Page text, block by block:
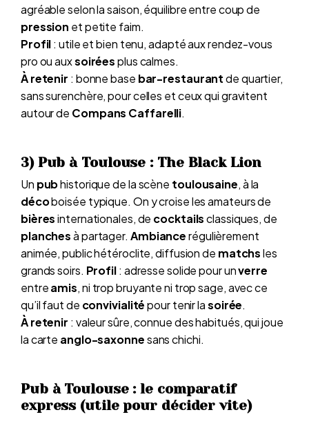
agréable selon la saison, équilibre entre coup de
pression et petite faim.
Profil: utile et bien tenu, adapté aux rendez-vous
pro ou auxsoiréesplus calmes.
À retenir : bonne base bar-restaurantde quartier,
sans surenchère, pour celles et ceux qui gravitent
autour de Compans Caffarelli.
3) Pub à Toulouse : The Black Lion
Un pubhistorique de la scène toulousaine, à la
décoboisée typique. On y croise les amateurs de
bièresinternationales, de cocktailsclassiques, de
planchesà partager. Ambiancerégulièrement
animée, public hétéroclite, diffusion de matchsles
grands soirs. Profil: adresse solide pour unverre
entreamis, ni trop bruyante ni trop sage, avec ce
qu’il faut de convivialitépour tenir lasoirée.
À retenir : valeur sûre, connue des habitués, qui joue
la carte anglo-saxonnesans chichi.
Pub à Toulouse : le comparatif
express (utile pour décider vite)